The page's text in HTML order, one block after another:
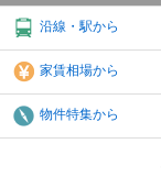
沿線・駅から
家賃相場から
物件特集から